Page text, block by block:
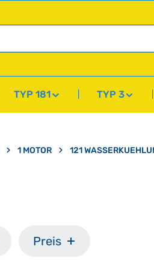
TYP 181 TYP 3
1 MOTOR 121
Preis